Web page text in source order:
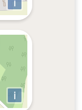
i
i